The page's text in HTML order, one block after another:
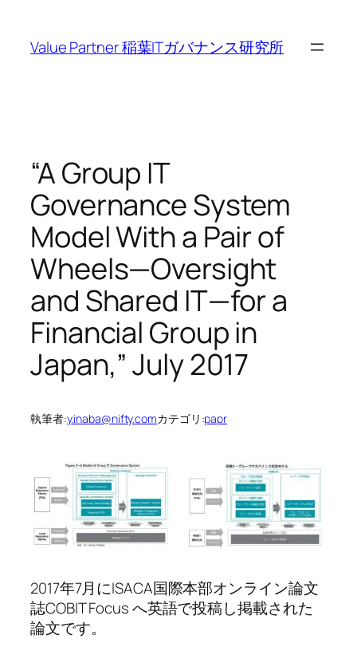
Value Partner 稲葉ITガバナンス研究所
“A Group IT
Governance System
Model With a Pair of
Wheels—Oversight
and Shared IT—for a
Financial Group in
Japan,” July 2017
執筆者:y.inaba@nifty.comカテゴリ:papr
2017年7月にISACA国際本部オンライン論文
誌COBIT Focus へ英語で投稿し掲載された
論文です。